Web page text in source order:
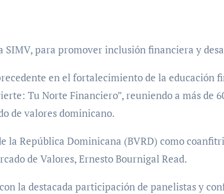
para promover inclusión financiera y
en el fortalecimiento de la educación
Tu Norte Financiero”, reuniendo a más de
de valores dominicano.
la República Dominicana (BVRD) como
de Valores, Ernesto Bournigal Read.
la destacada participación de panelistas y